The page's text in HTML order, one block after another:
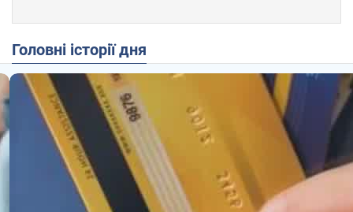
Головні історії дня